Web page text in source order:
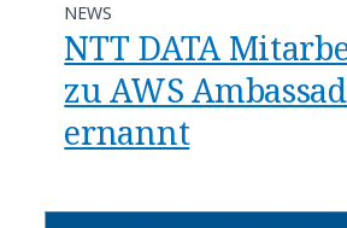
NEWS
NTT DATA
zu AWS
ernannt